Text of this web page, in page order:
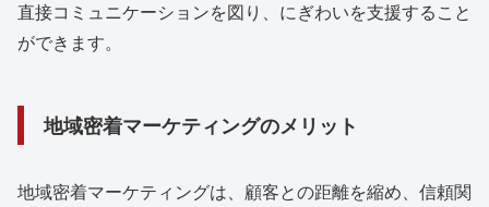
直接コミュニケーションを図り、にぎわいを支援すること
ができます。
地域密着マーケティングのメリット
地域密着マーケティングは、顧客との距離を縮め、信頼関